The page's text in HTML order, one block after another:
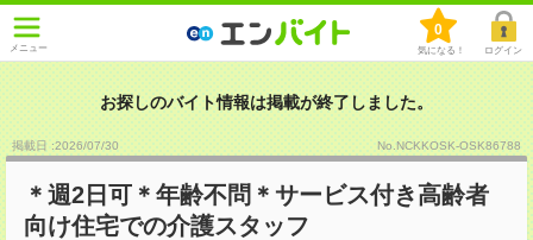
メニュー
0
気になる！ ログイン
お探しのバイト情報は掲載が終了しました。
掲載日 :2026/07/30 No.NCKKOSK-OSK86788
＊週2日可＊年齢不問＊サービス付き高齢者
向け住宅での介護スタッフ